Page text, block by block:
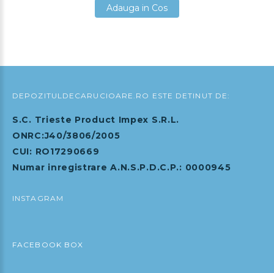
Adauga in Cos
Adauga in Cos
DEPOZITULDECARUCIOARE.RO ESTE DETINUT DE:
S.C. Trieste Product Impex S.R.L.
ONRC:J40/3806/2005
CUI: RO17290669
Numar inregistrare A.N.S.P.D.C.P.: 0000945
INSTAGRAM
FACEBOOK BOX